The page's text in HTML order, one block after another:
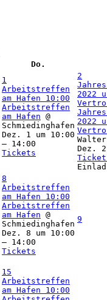
Do.
1
Arbeitstreffen
am Hafen 10:00
Arbeitstreffen
am Hafen @
Schmiedinghafen
Dez. 1 um 10:00
– 14:00
Tickets
2
2022
2022
Walter
Dez.
8
Arbeitstreffen
am Hafen 10:00
Arbeitstreffen
am Hafen @
Schmiedinghafen
Dez. 8 um 10:00
– 14:00
Tickets
9
15
Arbeitstreffen
am Hafen 10:00